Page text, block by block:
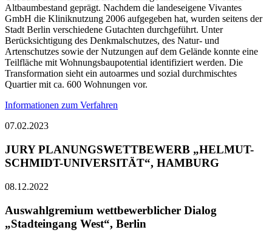
Altbaumbestand geprägt. Nachdem die landeseigene Vivantes
GmbH die Kliniknutzung 2006 aufgegeben hat, wurden seitens der
Stadt Berlin verschiedene Gutachten durchgeführt. Unter
Berücksichtigung des Denkmalschutzes, des Natur- und
Artenschutzes sowie der Nutzungen auf dem Gelände konnte eine
Teilfläche mit Wohnungsbaupotential identifiziert werden. Die
Transformation sieht ein autoarmes und sozial durchmischtes
Quartier mit ca. 600 Wohnungen vor.
Informationen zum Verfahren
07.02.2023
JURY PLANUNGSWETTBEWERB „HELMUT-
SCHMIDT-UNIVERSITÄT“, HAMBURG
08.12.2022
Auswahlgremium wettbewerblicher Dialog
„Stadteingang West“, Berlin